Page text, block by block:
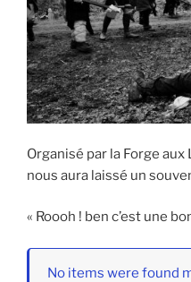
Organisé par la Forge aux
nous aura laissé un
« Roooh ! ben c’est une
No items were found